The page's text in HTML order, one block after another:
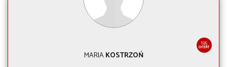
135
OFERT
MARIAKOSTRZOŃ